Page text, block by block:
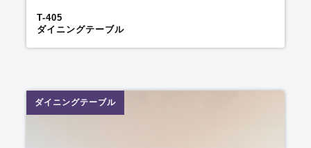
T-405
ダイニングテーブル
ダイニングテーブル